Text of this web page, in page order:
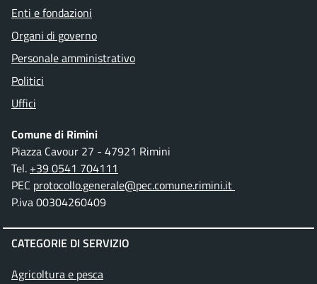
Enti e fondazioni
Organi di governo
Personale amministrativo
Politici
Uffici
Comune di Rimini
Piazza Cavour 27 - 47921 Rimini
Tel. +39 0541 704111
PEC protocollo.generale@pec.comune.rimini.it
P.iva 00304260409
CATEGORIE DI SERVIZIO
Agricoltura e pesca